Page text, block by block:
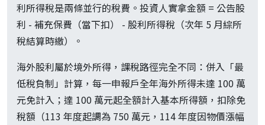
利所得稅是兩條並行的稅費。投資人實拿金額 = 公告股
利 - 補充保費（當下扣） - 股利所得稅（次年 5 月綜所
稅結算時繳）。
海外股利屬於境外所得，課稅路徑完全不同：併入「最
低稅負制」計算，每一申報戶全年海外所得未達 100 萬
元免計入；達 100 萬元起全額計入基本所得額，扣除免
稅額（113 年度起調為 750 萬元，114 年度因物價漲幅